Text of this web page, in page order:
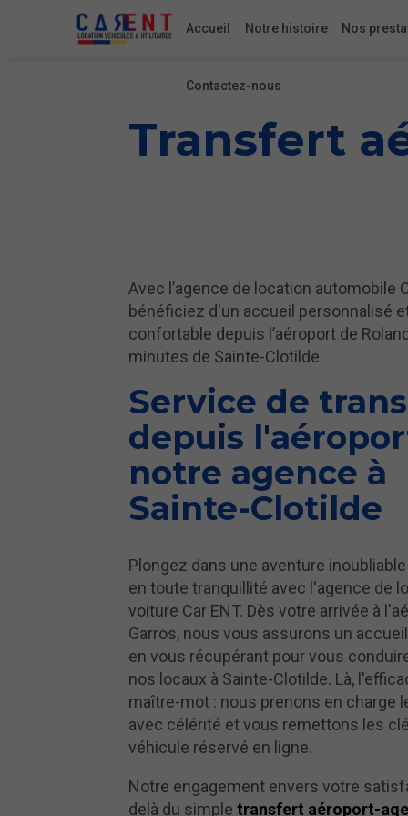
Accueil Notre histoire Nos
Contactez-nous
Transfert
Avec l’agence de location automobile
bénéficiez d'un accueil personnalisé
confortable depuis l’aéroport de
minutes de Sainte-Clotilde.
Service de
depuis
notre agence à
Sainte-Clotilde
Plongez dans une aventure inoubliable
en toute tranquillité avec l'agence de
voiture Car ENT. Dès votre arrivée à
Garros, nous vous assurons un
en vous récupérant pour vous
nos locaux à Sainte-Clotilde. Là,
maître-mot : nous prenons en charge
avec célérité et vous remettons les
véhicule réservé en ligne.
Notre engagement envers votre
delà du simpletransfert aéroport-